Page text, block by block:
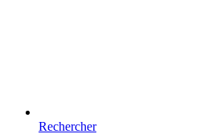
Rechercher